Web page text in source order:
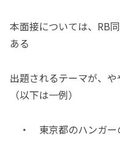
本面接については、RB
ある
出題されるテーマが、
（以下は一例）
・ 東京都のハンガー